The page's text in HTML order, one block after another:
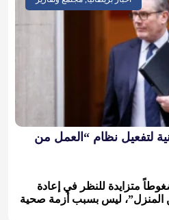
لتفعيل نظام “العمل من
متزايدة للنظر في إعادة
المنزل”، ليس بسبب أزمة صحية